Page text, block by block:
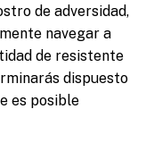
de adversidad,
navegar a
de resistente
dispuesto
es posible